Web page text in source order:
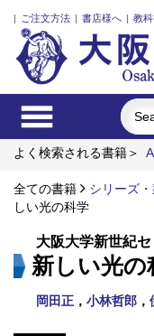
| ご注文方法 | 書店様へ | 教
よく検索される書籍＞
係人口の社会学
全ての書籍 シリーズ
しい光の科学
大阪大学新世紀
新しい光の
岡田正 ， 小林哲郎 ，